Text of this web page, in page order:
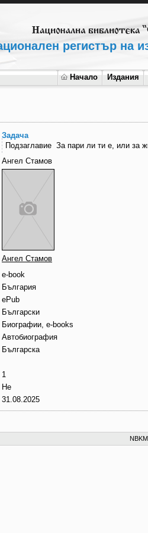
регистър на
Начало Издания
Задача
Подзаглавие За пари ли ти е, или за
Ангел Стамов
Ангел Стамов
e-book
България
ePub
Български
Биографии, e-books
Автобиография
Българска
1
Не
31.08.2025